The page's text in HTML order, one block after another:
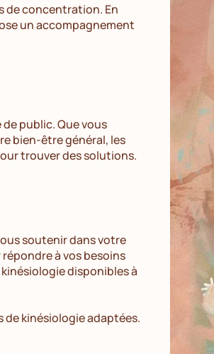
de concentration. En
un accompagnement
public. Que vous
bien-être général, les
trouver des solutions.
soutenir dans votre
à vos besoins
disponibles à
de kinésiologie adaptées.